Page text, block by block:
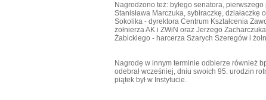
Nagrodzono też: byłego senatora,
Stanisława Marczuka, sybiraczkę,
Sokolika - dyrektora Centrum Kształcenia
żołnierza AK i ZWiN oraz Jerzego
Żabickiego - harcerza Szarych Szeregów i
Nagrodę w innym terminie odbierze również
odebrał wcześniej, dniu swoich 95. urodzin
piątek był w Instytucie.